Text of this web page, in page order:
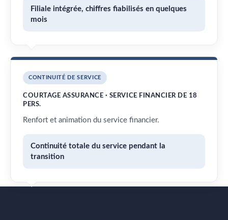
Filiale intégrée, chiffres fiabilisés en quelques
mois
CONTINUITÉ DE SERVICE
COURTAGE ASSURANCE · SERVICE FINANCIER DE 18
PERS.
Renfort et animation du service financier.
Continuité totale du service pendant la
transition